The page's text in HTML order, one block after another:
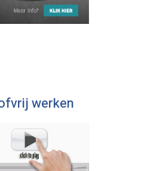
werken